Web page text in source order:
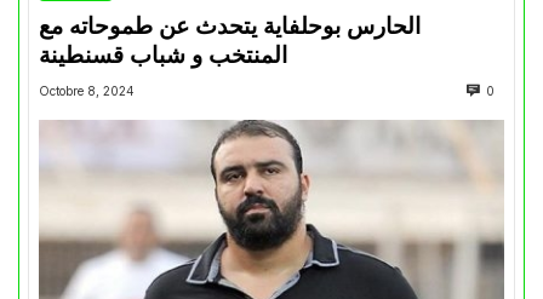
الحارس بوحلفاية يتحدث عن طموحاته مع
المنتخب و شباب قسنطينة
Octobre 8, 2024 0